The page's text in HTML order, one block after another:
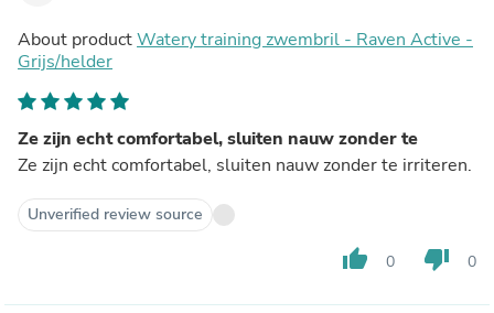
About productWatery training zwembril - Raven Active -
Grijs/helder
Ze zijn echt comfortabel, sluiten nauw zonder te
Ze zijn echt comfortabel, sluiten nauw zonder te irriteren.
Unverified review source
thumb_up 0 thumb_down 0